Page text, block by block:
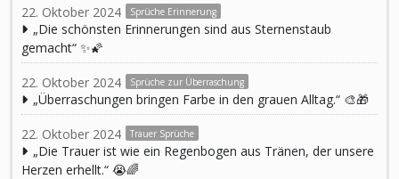
22. Oktober 2024 Sprüche Erinnerung
„Die schönsten Erinnerungen sind aus Sternenstaub
gemacht“ ✨🌠
22. Oktober 2024 Sprüche zur Überraschung
„Überraschungen bringen Farbe in den grauen Alltag.“ 🎨🎁
22. Oktober 2024 Trauer Sprüche
„Die Trauer ist wie ein Regenbogen aus Tränen, der unsere
Herzen erhellt.“ 😭🌈